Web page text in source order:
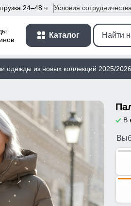
24–48 ч Условия сотрудничества
Каталог
одежды из новых коллекций 2025/2026
В